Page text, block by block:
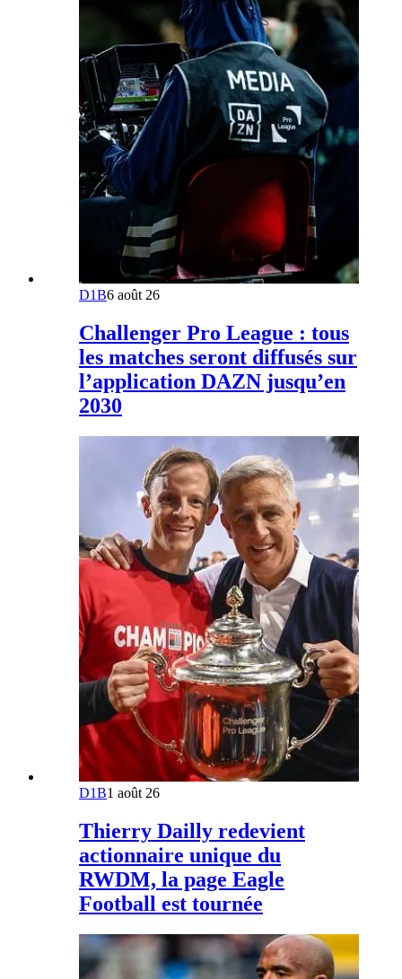
D1B6 août 26
Challenger Pro League : tous
les matches seront diffusés sur
l’application DAZN jusqu’en
2030
D1B1 août 26
Thierry Dailly redevient
actionnaire unique du
RWDM, la page Eagle
Football est tournée